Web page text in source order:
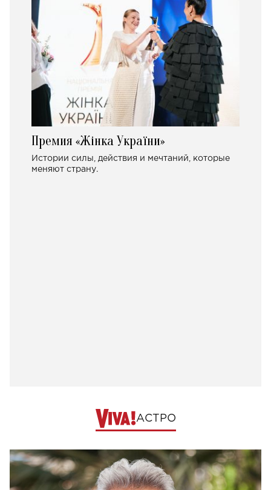
Премия «Жінка України»
Истории силы, действия и мечтаний, которые
меняют страну.
АСТРО